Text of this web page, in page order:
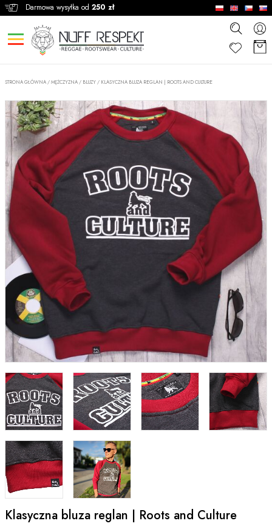
Darmowa wysyłka od 250 zł
STRONA GŁÓWNA /MĘŻCZYZNA / BLUZY / KLASYCZNA BLUZA REGLAN | ROOTS AND CULTURE
Klasyczna bluza reglan | Roots and Culture